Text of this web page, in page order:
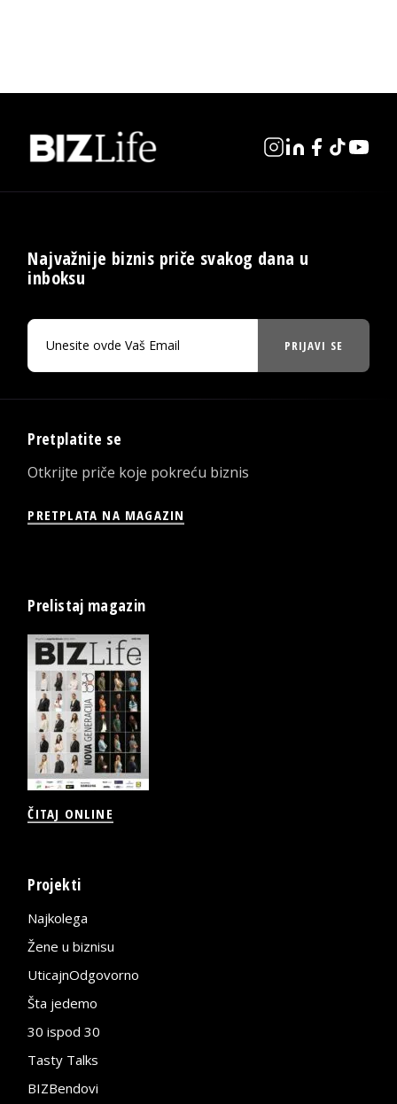
Najvažnije biznis priče svakog dana u
inboksu
PRIJAVI SE
Pretplatite se
Otkrijte priče koje pokreću biznis
PRETPLATA NA MAGAZIN
Prelistaj magazin
ČITAJ ONLINE
Projekti
Najkolega
Žene u biznisu
UticajnOdgovorno
Šta jedemo
30 ispod 30
Tasty Talks
BIZBendovi